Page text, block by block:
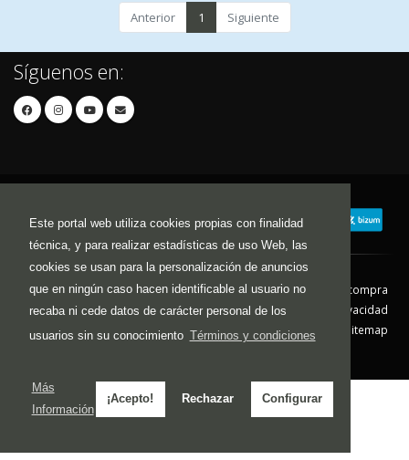
Este portal web utiliza cookies propias con finalidad
técnica, y para realizar estadísticas de uso Web, las
cookies se usan para la personalización de anuncios
que en ningún caso hacen identificable al usuario no
recaba ni cede datos de carácter personal de los
usuarios sin su conocimiento Términos y condiciones
Más
Información
¡Acepto! Rechazar Configurar
Anterior 1 Siguiente
Síguenos en:
Contacto Aviso Legal
Condiciones de compra
Política de envíos
Política de devolución
Política de Privacidad
Política de Cookies
Sitemap